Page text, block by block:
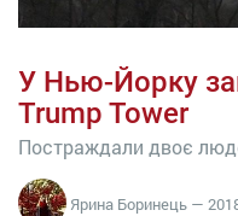
У Нью-Йорку
Trump Tower
Постраждали двоє
Ярина Боринець —